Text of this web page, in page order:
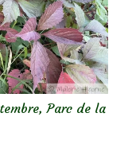
Parc de la